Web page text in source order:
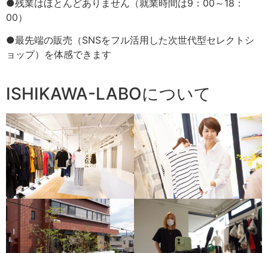
●残業はほとんどありません（就業時間は9：00～18：
00）
●最先端の販売（SNSをフル活用した次世代型セレクトシ
ョップ）を体感できます
ISHIKAWA-LABOについて